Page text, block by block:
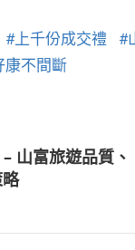
上千份成交禮
康不間斷
山富旅遊品質、